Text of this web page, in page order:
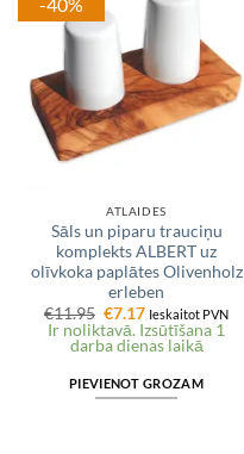
ATLAIDES
Sāls un piparu trauciņu
komplekts ALBERT uz
olīvkoka paplātes Olivenholz
erleben
€11.95 Original
price
was:
€7.17Current
price
is:
Ieskaitot PVN
Ir noliktavā. Izsūtīšana 1
darba dienas laikā
PIEVIENOT GROZAM